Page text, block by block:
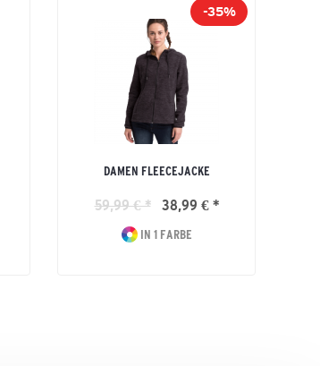
-35%
DAMEN FLEECEJACKE
59,99 € * 38,99 € *
IN 1 FARBE